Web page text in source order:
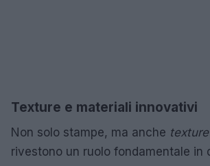
Texture e materiali innovativi
Non solo stampe, ma anche
rivestono un ruolo fondamentale in